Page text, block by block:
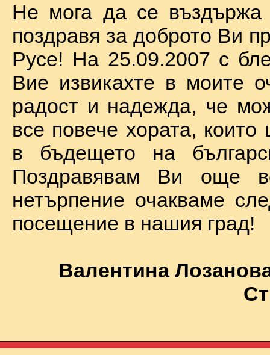
Не мога да се
поздравя за доброто Ви
Русе! На 25.09.2007 с
Вие извикахте в моите
радост и надежда, че
все повече хората, които
в бъдещето на
Поздравявам Ви още
нетърпение очакваме
посещение в нашия град!
Валентина